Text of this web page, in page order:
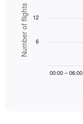
displaying
values.
Range:
900.
Bar
chart
with
bars.
The
Chart
graphic.
Number of flights
00:00 – 06:00
6
12